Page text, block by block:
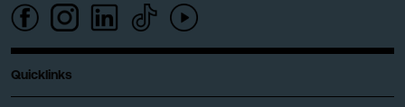
Quicklinks